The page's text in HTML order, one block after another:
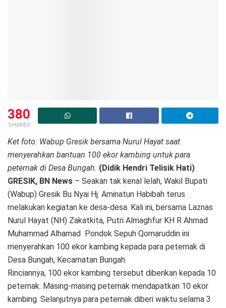
380
SHARES
Ket foto: Wabup Gresik bersama Nurul Hayat saat
menyerahkan bantuan 100 ekor kambing untuk para
peternak di Desa Bungah. (Didik Hendri Telisik Hati)
GRESIK, BN News – Seakan tak kenal lelah, Wakil Bupati
(Wabup) Gresik Bu Nyai Hj. Aminatun Habibah terus
melakukan kegiatan ke desa-desa. Kali ini, bersama Laznas
Nurul Hayat (NH) Zakatkita, Putri Almaghfur KH R Ahmad
Muhammad Alhamad Pondok Sepuh Qomaruddin ini
menyerahkan 100 ekor kambing kepada para peternak di
Desa Bungah, Kecamatan Bungah.
Rinciannya, 100 ekor kambing tersebut diberikan kepada 10
peternak. Masing-masing peternak mendapatkan 10 ekor
kambing. Selanjutnya para peternak diberi waktu selama 3